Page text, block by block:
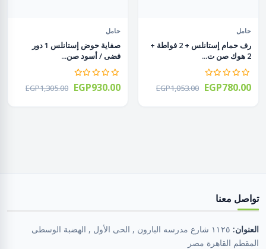
حامل
رف حمام إستانلس + 2 فواطة +
2 هوك صن ت...
EGP1,053.00 EGP780.00
حامل
صفاية حوض إستانلس 1 دور
فضى / أسود صن...
EGP1,305.00 EGP930.00
تواصل معنا
العنوان:
١١٢٥ شارع مدرسه البارون , الحى الأول , الهضبة الوسطى
المقطم القاهرة مصر